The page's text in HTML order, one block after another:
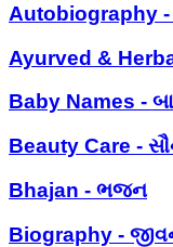
Autobiography
Ayurved &
Baby Names -
Beauty Care -
Bhajan - ભજન
Biography -